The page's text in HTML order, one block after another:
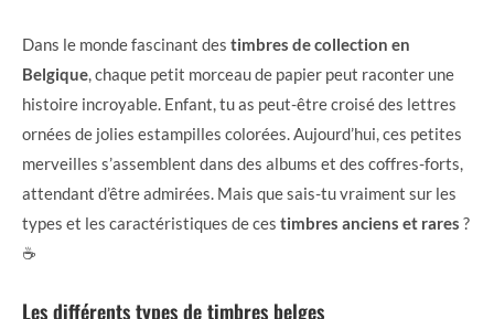
Dans le monde fascinant des timbres de collection en
Belgique, chaque petit morceau de papier peut raconter une
histoire incroyable. Enfant, tu as peut-être croisé des lettres
ornées de jolies estampilles colorées. Aujourd’hui, ces petites
merveilles s’assemblent dans des albums et des coffres-forts,
attendant d’être admirées. Mais que sais-tu vraiment sur les
types et les caractéristiques de ces timbres anciens et rares ?
☕
Les différents types de timbres belges